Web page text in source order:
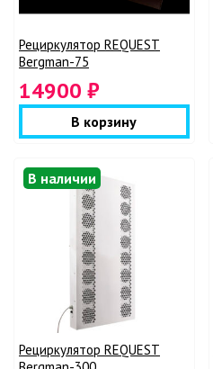
Рециркулятор REQUEST
Bergman-75
14900 ₽
В корзину
В наличии
Рециркулятор REQUEST